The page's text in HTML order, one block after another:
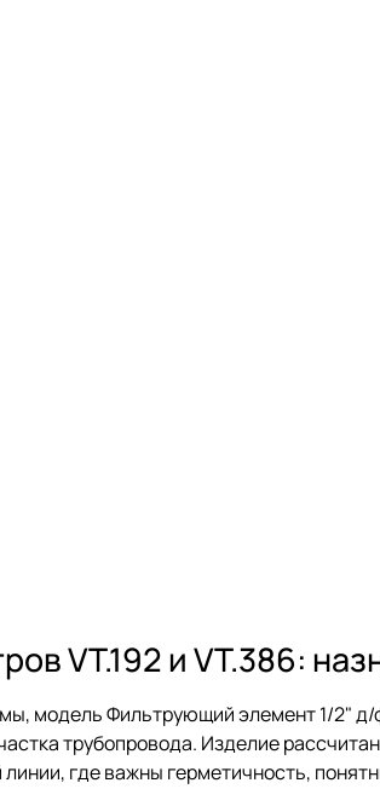
VT.192 и VT.386:
модель Фильтрующий элемент 1/2" д/
трубопровода. Изделие
где важны герметичность,